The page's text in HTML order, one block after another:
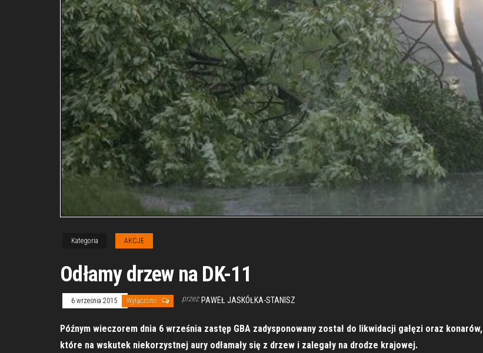
Kategoria AKCJE
Odłamy drzew na DK-11
6 września 2015 Wyłączono przez PAWEŁ JASKÓŁKA-STANISZ
Późnym wieczorem dnia 6 września zastęp GBA zadysponowany został do likwidacji gałęzi oraz konarów,
które na wskutek niekorzystnej aury odłamały się z drzew i zalegały na drodze krajowej.